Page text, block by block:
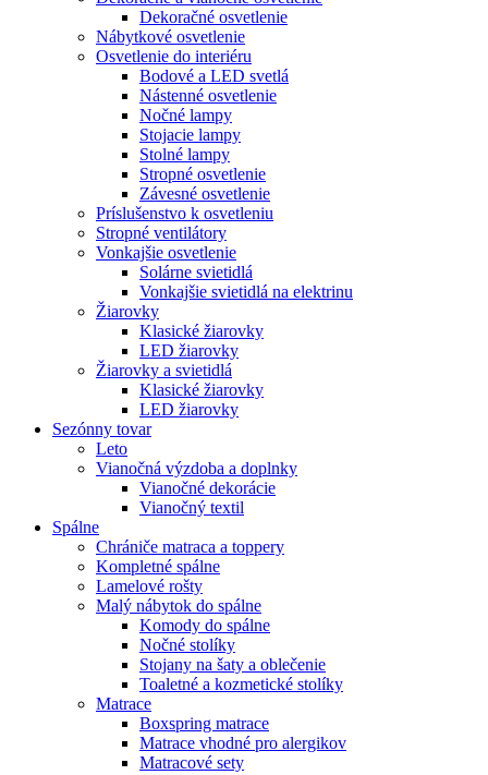
Dekoračné osvetlenie
Nábytkové osvetlenie
Osvetlenie do interiéru
Bodové a LED svetlá
Nástenné osvetlenie
Nočné lampy
Stojacie lampy
Stolné lampy
Stropné osvetlenie
Závesné osvetlenie
Príslušenstvo k osvetleniu
Stropné ventilátory
Vonkajšie osvetlenie
Solárne svietidlá
Vonkajšie svietidlá na elektrinu
Žiarovky
Klasické žiarovky
LED žiarovky
Žiarovky a svietidlá
Klasické žiarovky
LED žiarovky
Sezónny tovar
Leto
Vianočná výzdoba a doplnky
Vianočné dekorácie
Vianočný textil
Spálne
Chrániče matraca a toppery
Kompletné spálne
Lamelové rošty
Malý nábytok do spálne
Komody do spálne
Nočné stolíky
Stojany na šaty a oblečenie
Toaletné a kozmetické stolíky
Matrace
Boxspring matrace
Matrace vhodné pro alergikov
Matracové sety